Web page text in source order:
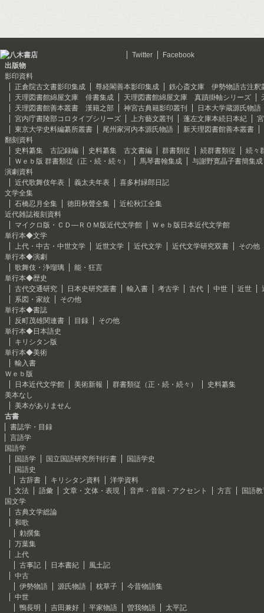
Twitter
Facebook
出版物
影印資料
正倉院古文書影印集成
尊経閣善本影印集成
鉄心斎文庫 伊勢物語古注釈
天理図書館綿屋文庫 俳書集成
天理図書館綿屋文庫 真蹟掛軸シリーズ
天理図書館善本叢書 漢籍之部
神宮古典籍影印叢刊
日本大学蔵源氏物語
宮内庁書陵部コロタイプシリーズ
上方藝文叢刊 蓬左文庫本続日本紀
東京大学史料編纂所叢書
尾州家河内本源氏物語
新天理図書館善本叢書
翻刻資料
史料纂集 古記録編
史料纂集 古文書編 群書類従 続群書類従
続々
Ｗｅｂ版 群書類従（正・続・続々）
馬琴書翰集成
与謝野寛晶子書簡集成
演劇資料
近代歌舞伎年表
義太夫年表
喜多村緑郎日記
文学全集
石橋忍月全集
徳田秋聲全集
近松秋江全集
近代雑誌複刻資料
マイクロ版・ＣＤ―ＲＯＭ版近代文学館
Ｗｅｂ版日本近代文学館
単行本◆文学
上代・中古・中世文学
近世文学 近代文学 近代文学研究双書
その他
単行本◆演劇
歌舞伎・浄瑠璃
能・狂言
単行本◆歴史
古代交通研究
日本史研究叢書 輸入書 考古学 古代 中世 近世
系図・家紋
その他
単行本◆書誌
反町茂雄関連書
目録
その他
単行本◆日本語史
キリシタン版
単行本◆美術
輸入書
Ｗｅｂ版
日本近代文学館
美術新報 群書類従（正・続・続々）
史料纂集
美本なし
美本がありません
古書
書誌学・目録
言語学
国語学
国語学
国立国語研究所刊行書
国語学史
国語史
古辞書
キリシタン資料
洋学資料
文法
語彙 文章・文体・表現 音声・音韻・アクセント 方言
国語
国文学
古典文学総論
和歌
勅撰集
万葉集
上代
古事記
日本書紀
風土記
中古
伊勢物語
源氏物語 枕草子
今昔物語集
中世
鴨長明
吉田兼好 平家物語 曽我物語
太平記